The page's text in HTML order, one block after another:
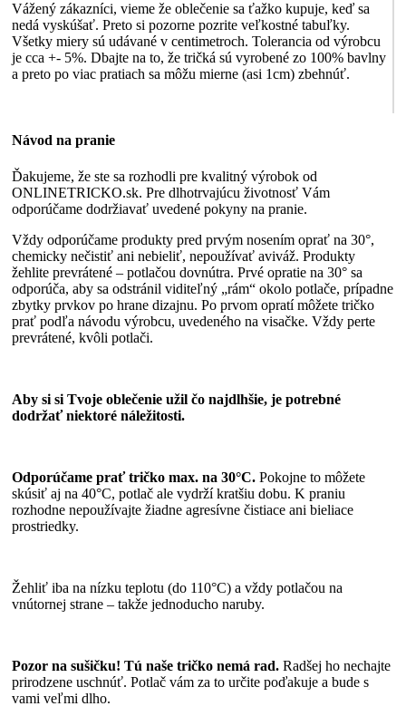
Vážený zákazníci, vieme že oblečenie sa ťažko kupuje, keď sa
nedá vyskúšať. Preto si pozorne pozrite veľkostné tabuľky.
Všetky miery sú udávané v centimetroch. Tolerancia od výrobcu
je cca +- 5%. Dbajte na to, že tričká sú vyrobené zo 100% bavlny
a preto po viac pratiach sa môžu mierne (asi 1cm) zbehnúť.
Návod na pranie
Ďakujeme, že ste sa rozhodli pre kvalitný výrobok od
ONLINETRICKO.sk. Pre dlhotrvajúcu životnosť Vám
odporúčame dodržiavať uvedené pokyny na pranie.
Vždy odporúčame produkty pred prvým nosením oprať na 30°,
chemicky nečistiť ani nebieliť, nepoužívať aviváž. Produkty
žehlite prevrátené – potlačou dovnútra. Prvé opratie na 30° sa
odporúča, aby sa odstránil viditeľný „rám“ okolo potlače, prípadne
zbytky prvkov po hrane dizajnu. Po prvom opratí môžete tričko
prať podľa návodu výrobcu, uvedeného na visačke. Vždy perte
prevrátené, kvôli potlači.
Aby si si Tvoje oblečenie užil čo najdlhšie, je potrebné
dodržať niektoré náležitosti.
Odporúčame prať tričko max. na 30°C. Pokojne to môžete
skúsiť aj na 40°C, potlač ale vydrží kratšiu dobu. K praniu
rozhodne nepoužívajte žiadne agresívne čistiace ani bieliace
prostriedky.
Žehliť iba na nízku teplotu (do 110°C) a vždy potlačou na
vnútornej strane – takže jednoducho naruby.
Pozor na sušičku! Tú naše tričko nemá rad. Radšej ho nechajte
prirodzene uschnúť. Potlač vám za to určite poďakuje a bude s
vami veľmi dlho.